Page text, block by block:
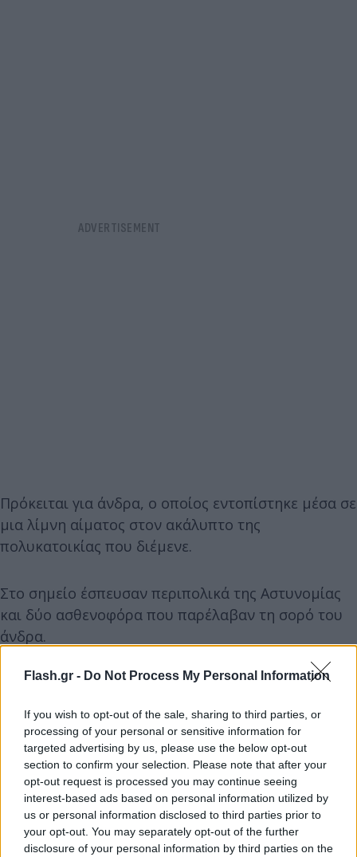
Flash.gr - Do Not Process My Personal Information
If you wish to opt-out of the sale, sharing to third parties, or
processing of your personal or sensitive information for
targeted advertising by us, please use the below opt-out
section to confirm your selection. Please note that after your
opt-out request is processed you may continue seeing
interest-based ads based on personal information utilized by
us or personal information disclosed to third parties prior to
your opt-out. You may separately opt-out of the further
disclosure of your personal information by third parties on the
Πρόκειται για άνδρα, ο οποίος εντοπίστηκε μέσα σε
μια λίμνη αίματος στον ακάλυπτο της
πολυκατοικίας που διέμενε.
Στο σημείο έσπευσαν περιπολικά της Αστυνομίας
και δύο ασθενοφόρα που παρέλαβαν τη σορό του
άνδρα.